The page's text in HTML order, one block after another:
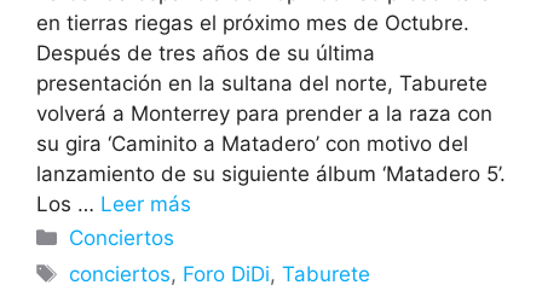
en tierras riegas el próximo mes de Octubre.
Después de tres años de su última
presentación en la sultana del norte, Taburete
volverá a Monterrey para prender a la raza con
su gira ‘Caminito a Matadero’ con motivo del
lanzamiento de su siguiente álbum ‘Matadero 5’.
Los … Leer más
Categorías
Conciertos
Etiquetas
conciertos, Foro DiDi,Taburete